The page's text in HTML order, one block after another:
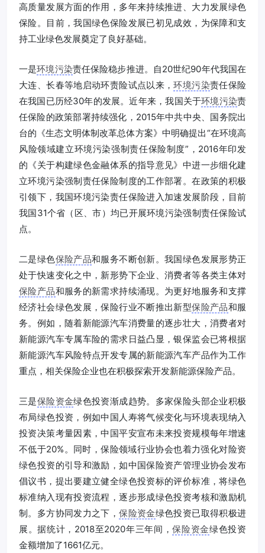
高质量发展方面的作用，多年来持续推进、大力发展绿色
保险。目前，我国绿色保险发展已初见成效，为保障和支
持工业绿色发展奠定了良好基础。
一是环境污染责任保险稳步推进。自20世纪90年代我国在
大连、长春等地启动环责险试点以来，环境污染责任保险
在我国已历经30年的发展。近年来，我国关于环境污染责
任保险的政策部署持续强化，2015年中共中央、国务院出
台的《生态文明体制改革总体方案》中明确提出“在环境高
风险领域建立环境污染强制责任保险制度”，2016年印发
的《关于构建绿色金融体系的指导意见》中进一步细化建
立环境污染强制责任保险制度的工作部署。在政策的积极
引领下，我国环境污染责任保险进入加速发展阶段，目前
我国31个省（区、市）均已开展环境污染强制责任保险试
点。
二是绿色保险产品和服务不断创新。我国绿色发展形势正
处于快速变化之中，新形势下企业、消费者等各类主体对
保险产品和服务的新需求持续涌现。为更好地服务和支撑
经济社会绿色发展，保险行业不断推出新型保险产品和服
务。例如，随着新能源汽车消费量的逐步壮大，消费者对
新能源汽车专属车险的需求日益凸显，银保监会已将根据
新能源汽车风险特点开发专属的新能源汽车产品作为工作
重点，相关保险企业也在积极探索开发新能源保险产品。
三是保险资金绿色投资渐成趋势。多家保险头部企业积极
布局绿色投资，例如中国人寿将气候变化与环境表现纳入
投资决策考量因素，中国平安宣布未来投资规模每年增速
不低于20%。同时，保险领域行业协会也着力强化对险资
绿色投资的引导和激励，如中国保险资产管理业协会发布
倡议书，提出要建立健全绿色投资标的评价标准，将绿色
标准纳入现有投资流程，逐步形成绿色投资考核和激励机
制。多方协同发力之下，保险资金绿色投资已取得积极进
展。据统计，2018至2020年三年间，保险资金绿色投资
金额增加了1661亿元。